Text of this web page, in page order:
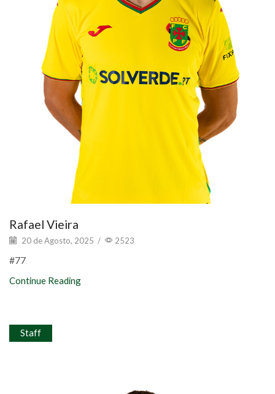
Rafael Vieira
20 de Agosto, 2025 / 2523
#77
Continue Reading
Staff